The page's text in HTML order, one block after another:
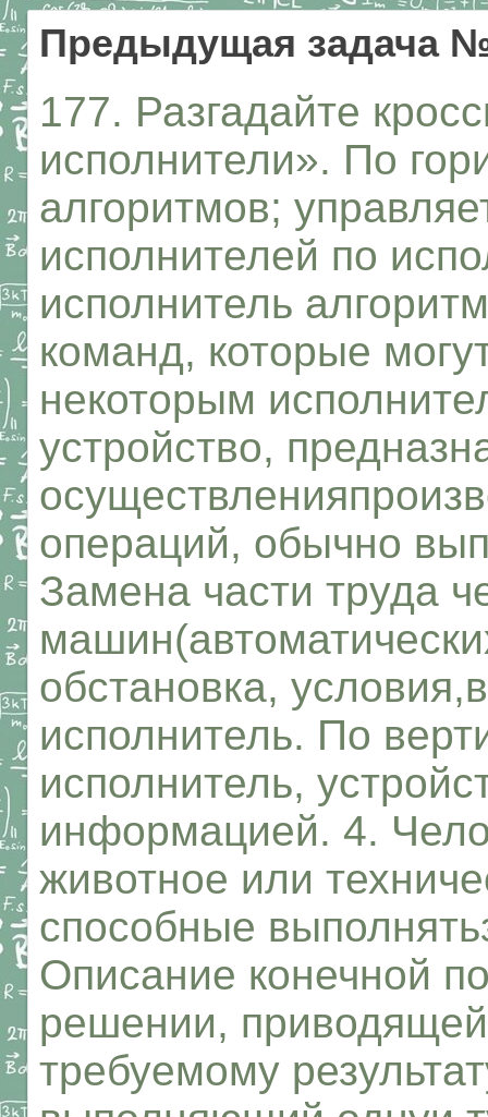
Предыдущая задача
177. Разгадайте
исполнители». По
алгоритмов;
исполнителей по
исполнитель
команд, которые
некоторым
устройство,
операций, обычно
Замена части труда
обстановка,
исполнитель. По
исполнитель,
информацией. 4.
животное или
способные
Описание конечной
решении,
требуемому